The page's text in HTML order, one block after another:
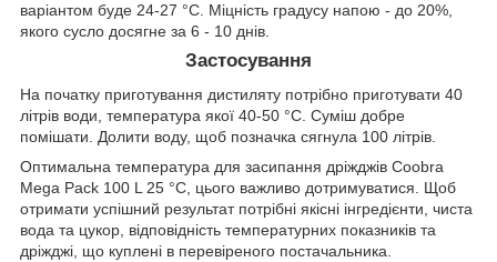
варіантом буде 24-27 °C. Міцність градусу напою - до 20%,
якого сусло досягне за 6 - 10 днів.
Застосування
На початку приготування дистиляту потрібно приготувати 40
літрів води, температура якої 40-50 °C. Суміш добре
помішати. Долити воду, щоб позначка сягнула 100 літрів.
Оптимальна температура для засипання дріжджів Coobra
Mega Pack 100 L 25 °C, цього важливо дотримуватися. Щоб
отримати успішний результат потрібні якісні інгредієнти, чиста
вода та цукор, відповідність температурних показників та
дріжджі, що куплені в перевіреного постачальника.